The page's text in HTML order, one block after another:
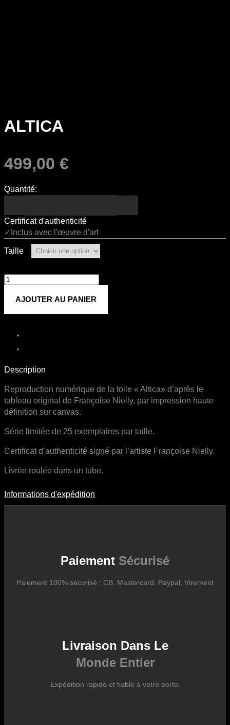
ALTICA
499,00 €
Quantité:
Certificat d'authenticité
✓Inclus avec l'œuvre d'art
Taille
quantité
AlticaAJOUTER AU PANIER
Description
Reproduction numérique de la toile « Altica» d’après le
tableau original de Françoise Nielly, par impression haute
définition sur canvas.
Série limitée de 25 exemplaires par taille.
Certificat d’authenticité signé par l’artiste Françoise Nielly.
Livrée roulée dans un tube.
Informations D'expédition
des fluctuations tarifaires des transporteurs internationaux.
Informations d'expédition
Paiement Sécurisé
Paiement 100% sécurisé : CB, Mastercard, Paypal, Virement
Livraison Dans Le
Monde Entier
Expédition rapide et fiable à votre porte.